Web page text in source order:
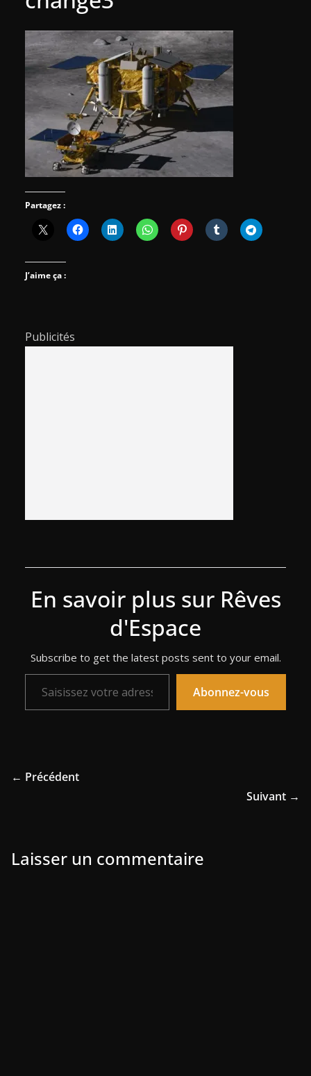
Partagez :
J’aime ça :
Publicités
En savoir plus sur Rêves
d'Espace
Subscribe to get the latest posts sent to your email.
Saisissez votre adresse e-mail…
Abonnez-vous
← Précédent
Suivant →
Laisser un commentaire